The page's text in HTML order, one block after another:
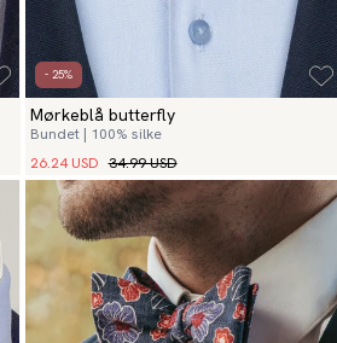
- 25%
Mørkeblå butterfly
Bundet | 100% silke
26.24 USD 34.99 USD